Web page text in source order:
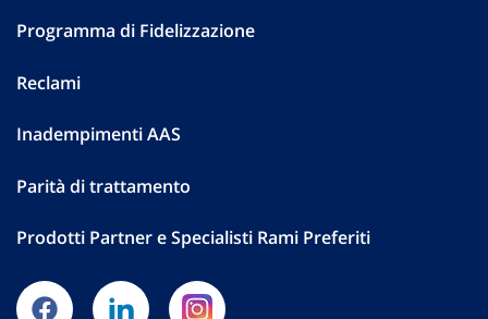
Programma di Fidelizzazione
Reclami
Inadempimenti AAS
Parità di trattamento
Prodotti Partner e Specialisti Rami Preferiti